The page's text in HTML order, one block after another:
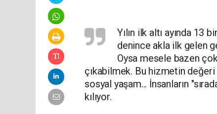
Yılın ilk altı ayında 13
denince akla ilk gelen
Oysa mesele bazen
çıkabilmek. Bu hizmetin değeri
sosyal yaşam... İnsanların
kılıyor.